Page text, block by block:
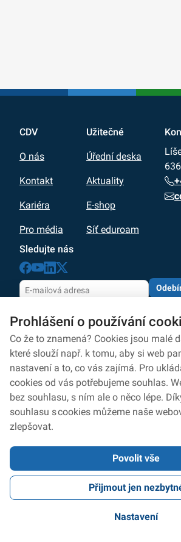
CDV
O nás
Kontakt
Kariéra
Pro média
Užitečné
Úřední deska
Aktuality
E-shop
Síť eduroam
Sledujte nás
dle zásadochrany osobních údajů
Zpracování osobních údajů
Ochrana osobních údajů
Ochrana oznamovatelů
Prohlášení o přístupnosti
Nastavení cookies
2026 © Digitální a informační agentura •
souladu se zákonem č. 106/1999 Sb., o
informacím.
Verze 2.0.2105.9856 | Využit Design system 4.2
Prohlášení o používání
Co že to znamená? Cookies jsou malé
které slouží např. k tomu, aby si web
nastavení a to, co vás zajímá. Pro
cookies od vás potřebujeme souhlas.
bez souhlasu, s ním ale o něco lépe.
souhlasu s cookies můžeme naše
zlepšovat.
Povolit vše
Přijmout jen
Nastavení